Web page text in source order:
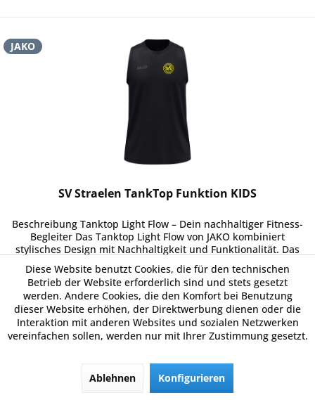
JAKO
SV Straelen TankTop Funktion KIDS
Beschreibung Tanktop Light Flow – Dein nachhaltiger Fitness-
Begleiter Das Tanktop Light Flow von JAKO kombiniert
stylisches Design mit Nachhaltigkeit und Funktionalität. Das
moderne JAKO Logo und die charakteristischen Dots sind
subtil...
11,59 € *
Merken
Diese Website benutzt Cookies, die für den technischen
Betrieb der Website erforderlich sind und stets gesetzt
werden. Andere Cookies, die den Komfort bei Benutzung
dieser Website erhöhen, der Direktwerbung dienen oder die
Interaktion mit anderen Websites und sozialen Netzwerken
vereinfachen sollen, werden nur mit Ihrer Zustimmung gesetzt.
Ablehnen Konfigurieren